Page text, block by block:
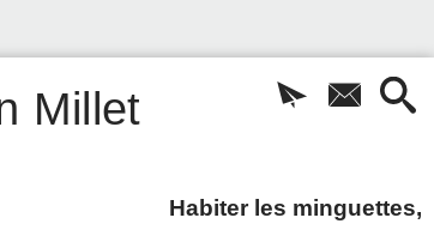
Millet
Habiter les minguettes,